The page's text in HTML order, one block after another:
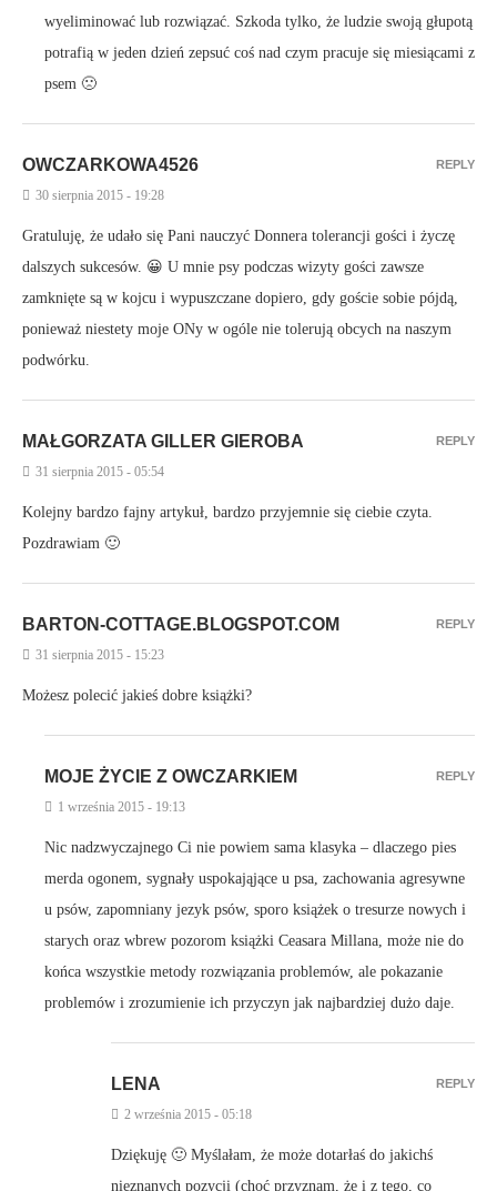
wyeliminować lub rozwiązać. Szkoda tylko, że ludzie swoją głupotą
potrafią w jeden dzień zepsuć coś nad czym pracuje się miesiącami z
psem 🙁
OWCZARKOWA4526
30 sierpnia 2015 - 19:28
Gratuluję, że udało się Pani nauczyć Donnera tolerancji gości i życzę
dalszych sukcesów. 😀 U mnie psy podczas wizyty gości zawsze
zamknięte są w kojcu i wypuszczane dopiero, gdy goście sobie pójdą,
ponieważ niestety moje ONy w ogóle nie tolerują obcych na naszym
podwórku.
REPLY
MAŁGORZATA GILLER GIEROBA
31 sierpnia 2015 - 05:54
Kolejny bardzo fajny artykuł, bardzo przyjemnie się ciebie czyta.
Pozdrawiam 🙂
REPLY
BARTON-COTTAGE.BLOGSPOT.COM
31 sierpnia 2015 - 15:23
Możesz polecić jakieś dobre książki?
REPLY
MOJE ŻYCIE Z OWCZARKIEM
1 września 2015 - 19:13
Nic nadzwyczajnego Ci nie powiem sama klasyka – dlaczego pies
merda ogonem, sygnały uspokająjące u psa, zachowania agresywne
u psów, zapomniany jezyk psów, sporo książek o tresurze nowych i
starych oraz wbrew pozorom książki Ceasara Millana, może nie do
końca wszystkie metody rozwiązania problemów, ale pokazanie
problemów i zrozumienie ich przyczyn jak najbardziej dużo daje.
REPLY
LENA
2 września 2015 - 05:18
Dziękuję 🙂 Myślałam, że może dotarłaś do jakichś
nieznanych pozycji (choć przyznam, że i z tego, co
REPLY